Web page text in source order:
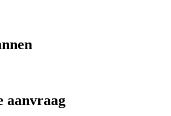
aanvraag